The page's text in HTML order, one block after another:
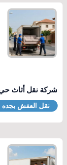
شركة نقل أثاث حي
نقل العفش بجده